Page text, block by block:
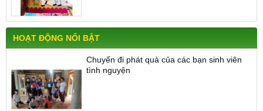
HOẠT ĐỘNG NỔI BẬT
Chuyến đi phát quà của các bạn sinh viên
tình nguyện